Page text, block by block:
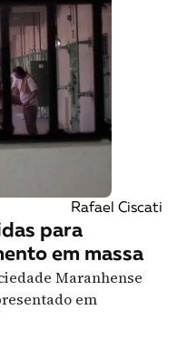
Rafael Ciscati
para
em massa
Maranhense
em